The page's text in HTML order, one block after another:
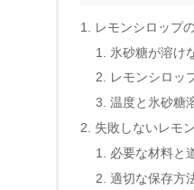
レモンシロップ
氷砂糖が溶け
レモンシロッ
温度と氷砂糖
失敗しないレモ
必要な材料と
適切な保存方